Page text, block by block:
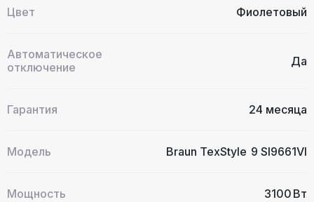
Цвет Фиолетовый
Автоматическое
отключение
Да
Гарантия 24 месяца
Модель Braun TexStyle 9 SI9661VI
Мощность 3100 Вт